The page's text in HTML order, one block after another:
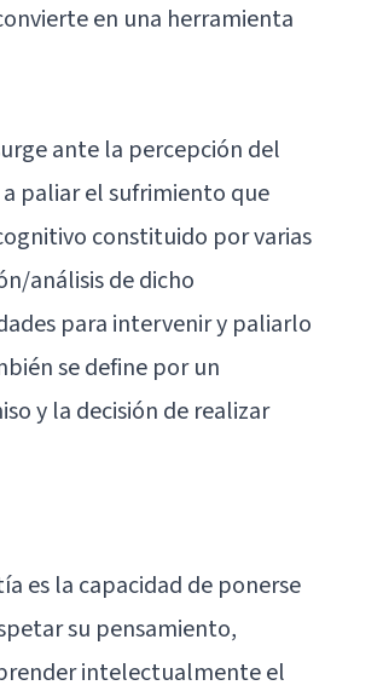
en una herramienta
ante la percepción del
paliar el sufrimiento que
constituido por varias
análisis de dicho
para intervenir y paliarlo
se define por un
y la decisión de realizar
es la capacidad de ponerse
su pensamiento,
intelectualmente el